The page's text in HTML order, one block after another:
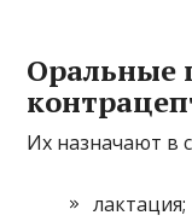
Оральные
Их назначают в
лактация;